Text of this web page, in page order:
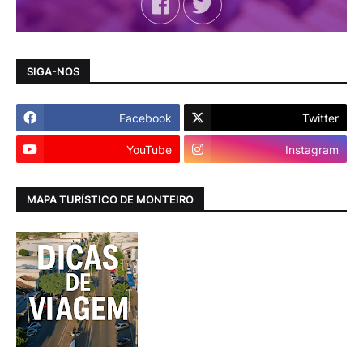
SIGA-NOS
Facebook Twitter
YouTube Instagram
MAPA TURÍSTICO DE MONTEIRO